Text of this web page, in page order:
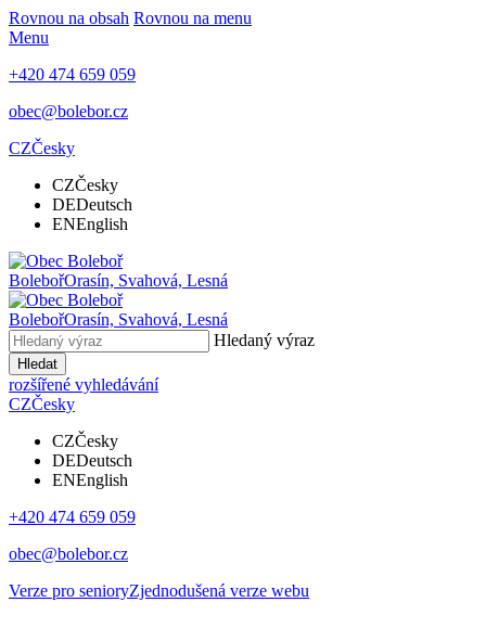
Rovnou na obsah Rovnou na menu
Menu
+420 474 659 059
obec@bolebor.cz
CZČesky
CZČesky
DEDeutsch
ENEnglish
BolebořOrasín, Svahová, Lesná
BolebořOrasín, Svahová, Lesná
Hledaný výraz
Hledat
rozšířené vyhledávání
CZČesky
CZČesky
DEDeutsch
ENEnglish
+420 474 659 059
obec@bolebor.cz
Verze pro senioryZjednodušená verze webu